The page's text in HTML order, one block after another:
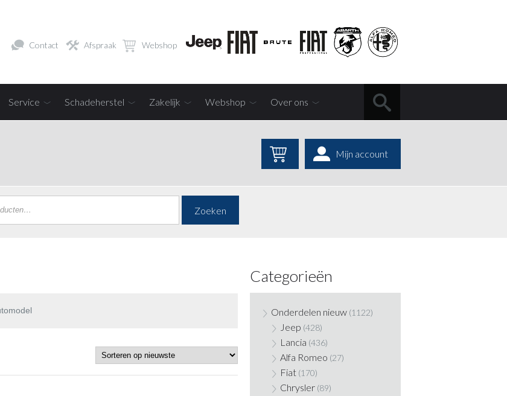
Contact Afspraak Webshop
Service Schadeherstel Zakelijk Webshop Over ons
Mijn account
Zoeken
Categorieën
Onderdelen nieuw (1122)
Jeep (428)
Lancia (436)
Alfa Romeo (27)
Fiat (170)
Chrysler (89)